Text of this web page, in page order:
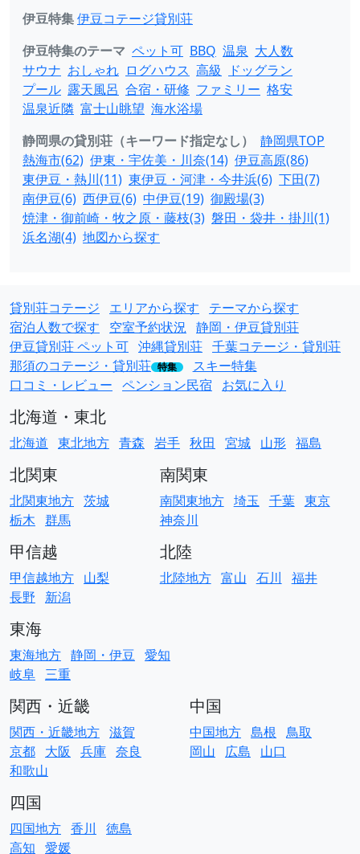
伊豆特集伊豆コテージ貸別荘
伊豆特集のテーマ ペット可 BBQ 温泉 大人数
サウナ おしゃれ ログハウス 高級
ドッグラン
プール 露天風呂 合宿・研修 ファミリー 格安
温泉近隣 富士山眺望 海水浴場
静岡県の貸別荘（キーワード指定なし）
静岡県TOP
熱海市(62) 伊東・宇佐美・川奈(14) 伊豆高原(86)
東伊豆・熱川(11) 東伊豆・河津・今井浜(6) 下田(7)
南伊豆(6) 西伊豆(6) 中伊豆(19) 御殿場(3)
焼津・御前崎・牧之原・藤枝(3) 磐田・袋井・掛川(1)
浜名湖(4) 地図から探す
貸別荘コテージ エリアから探す
テーマから探す
宿泊人数で探す
空室予約状況 静岡・伊豆貸別荘
伊豆貸別荘 ペット可 沖縄貸別荘 千葉コテージ・貸別荘
那須のコテージ・貸別荘 特集
スキー特集
口コミ・レビュー ペンション民宿 お気に入り
北海道・東北
北海道 東北地方 青森 岩手 秋田 宮城 山形 福島
北関東
北関東地方 茨城
栃木 群馬
南関東
南関東地方 埼玉 千葉 東京
神奈川
甲信越
甲信越地方 山梨
長野
新潟
北陸
北陸地方 富山 石川 福井
東海
東海地方 静岡・伊豆 愛知
岐阜 三重
関西・近畿
関西・近畿地方 滋賀
京都 大阪 兵庫 奈良
和歌山
中国
中国地方 島根 鳥取
岡山
広島 山口
四国
四国地方 香川
徳島
高知 愛媛